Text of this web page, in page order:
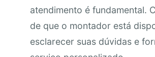
atendimento é fundamental.
de que o montador está
esclarecer suas dúvidas e